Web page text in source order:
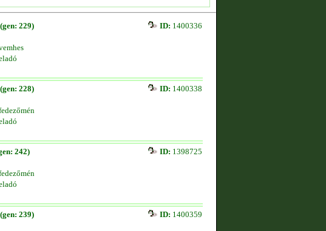
229) ID: 1400336
228) ID: 1400338
242) ID: 1398725
239) ID: 1400359